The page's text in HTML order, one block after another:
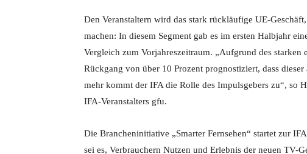
Den Veranstaltern wird das stark rückläufige UE-
machen: In diesem Segment gab es im ersten Halbjahr
Vergleich zum Vorjahreszeitraum. „Aufgrund des
Rückgang von über 10 Prozent prognostiziert, dass
mehr kommt der IFA die Rolle des Impulsgebers zu“, so
IFA-Veranstalters gfu.
Die Brancheninitiative „Smarter Fernsehen“ startet zur
sei es, Verbrauchern Nutzen und Erlebnis der neuen TV-